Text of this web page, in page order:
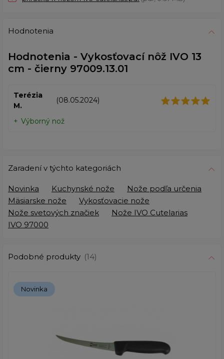
Hodnotenia
Hodnotenia - Vykosťovací nôž IVO 13
cm - čierny 97009.13.01
Terézia
M.
(08.05.2024)
Výborný nož
Zaradení v týchto kategoriách
Novinka Kuchynské nože
Nože podľa určenia
Mäsiarske nože
Vykosťovacie nože
Nože svetových značiek
Nože IVO Cutelarias
IVO 97000
Podobné produkty (14)
Novinka